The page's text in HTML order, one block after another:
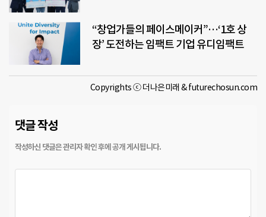
“창업가들의 페이스메이커”…‘1호 상
장’ 도전하는 임팩트 기업 유디임팩트
Copyrights ⓒ 더나은미래 & futurechosun.com
댓글 작성